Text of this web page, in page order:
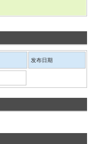
发布日期